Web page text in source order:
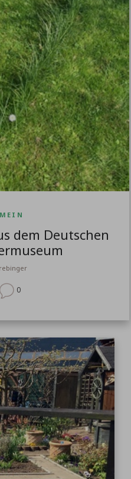
dem Deutschen
0